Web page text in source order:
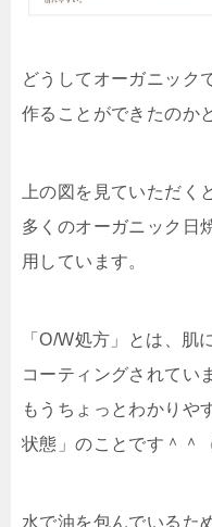
どうしてオーガニック
作ることができたのか
上の図を見ていただく
多くのオーガニック日
用しています。
「O/W処方」とは、
コーティングされてい
もうちょっとわかりや
状態」のことです＾＾
水で油を包んでいるた